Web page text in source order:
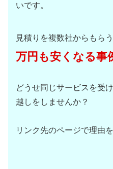
いです。
見積りを複数社からもらう
万円も安くなる事
どうせ同じサービスを受
越しをしませんか？
リンク先のページで理由